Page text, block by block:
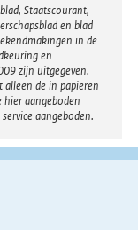
Staatscourant,
en blad
in de
en
zijn uitgegeven.
de in papieren
aangeboden
aangeboden.